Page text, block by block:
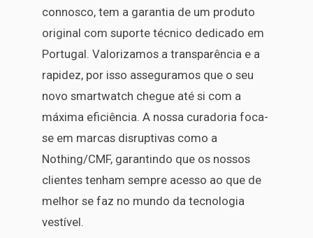
connosco, tem a garantia de um produto
original com suporte técnico dedicado em
Portugal. Valorizamos a transparência e a
rapidez, por isso asseguramos que o seu
novo smartwatch chegue até si com a
máxima eficiência. A nossa curadoria foca-
se em marcas disruptivas como a
Nothing/CMF, garantindo que os nossos
clientes tenham sempre acesso ao que de
melhor se faz no mundo da tecnologia
vestível.